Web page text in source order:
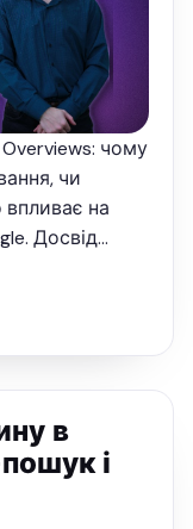
чому
чи
на
Досвід
в
і